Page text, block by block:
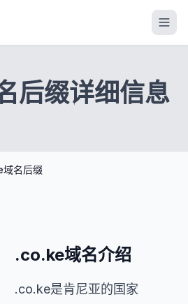
后缀详细信息
名后缀
.co.ke域名介绍
.co.ke是肯尼亚的国家